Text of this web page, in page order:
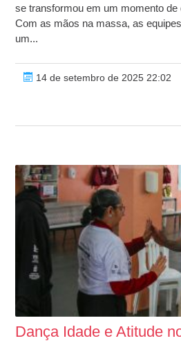
se transformou em um momento de
Com as mãos na massa, as
um...
14 de setembro de 2025 22:02
Dança Idade e Atitude